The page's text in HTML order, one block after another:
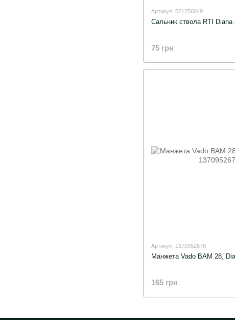
Артикул: 521256049
Сальник ствола RTI Diana
75 грн
Артикул: 1370952678
Манжета Vado BAM 28,
165 грн